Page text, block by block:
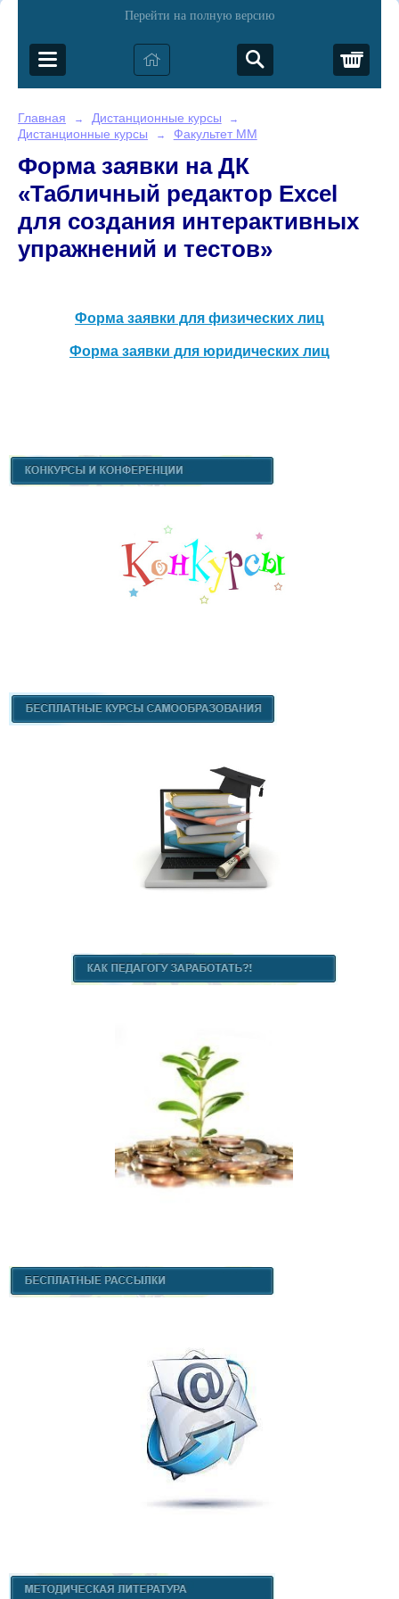
Перейти на полную версию
Главная → Дистанционные курсы →
Дистанционные курсы → Факультет ММ
Форма заявки на ДК
«Табличный редактор Excel
для создания интерактивных
упражнений и тестов»
Форма заявки для физических лиц
Форма заявки для юридических лиц